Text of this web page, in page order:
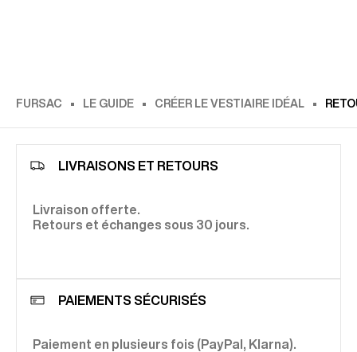
FURSAC LE GUIDE CRÉER LE VESTIAIRE IDÉAL
LIVRAISONS ET RETOURS
Livraison offerte.
Retours et échanges sous 30 jours.
PAIEMENTS SÉCURISÉS
Paiement en plusieurs fois (PayPal, Klarna).